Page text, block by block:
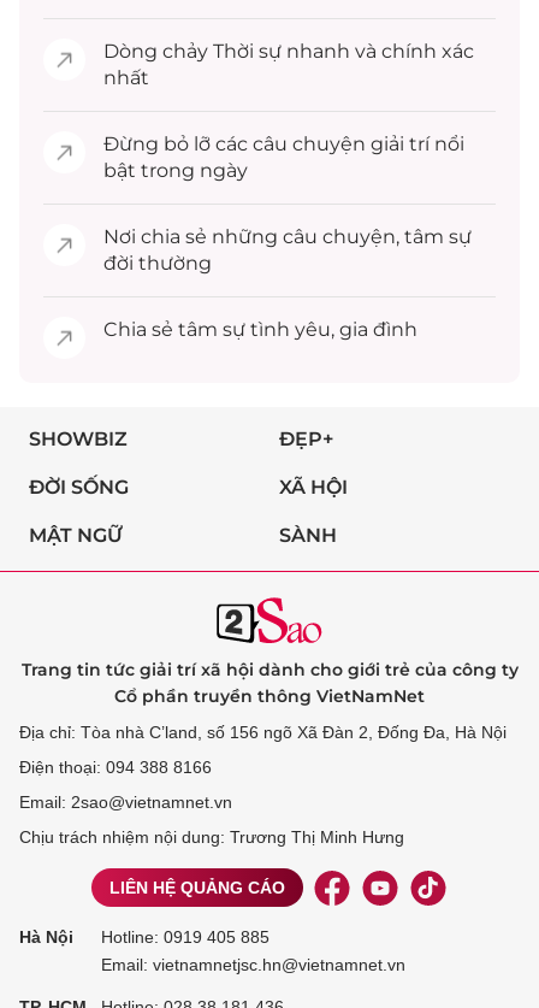
Dòng chảy Thời sự nhanh và chính xác
nhất
Đừng bỏ lỡ các câu chuyện giải trínổi
bật trong ngày
Nơi chia sẻ những câu chuyện, tâm sự
đời thường
Chia sẻ tâm sự tình yêu, gia đình
SHOWBIZ ĐẸP+
ĐỜI SỐNG XÃ HỘI
MẬT NGỮ SÀNH
Trang tin tức giải trí xã hội dành cho giới trẻ của công ty
Cổ phần truyền thông VietNamNet
Địa chỉ: Tòa nhà C’land, số 156 ngõ Xã Đàn 2, Đống Đa, Hà Nội
Điện thoại: 094 388 8166
Email: 2sao@vietnamnet.vn
Chịu trách nhiệm nội dung: Trương Thị Minh Hưng
LIÊN HỆ QUẢNG CÁO
Hà Nội Hotline: 0919 405 885
Email: vietnamnetjsc.hn@vietnamnet.vn